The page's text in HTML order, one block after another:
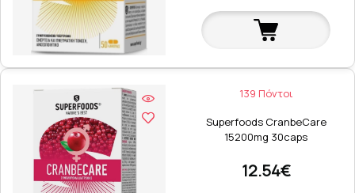
139 Πόντοι
Superfoods CranbeCare
15200mg 30caps
12.54€